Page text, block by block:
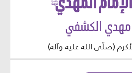
(صلّى الله عليه وآله)